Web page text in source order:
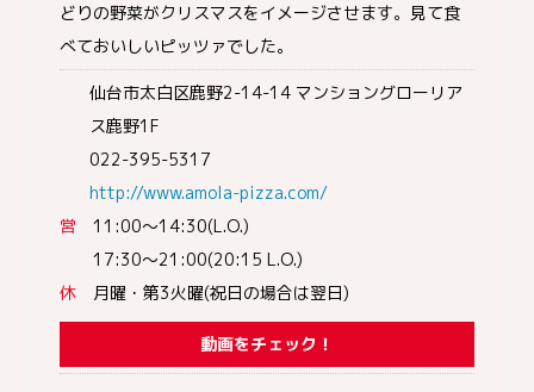
どりの野菜がクリスマスをイメージさせます。見て食
べておいしいピッツァでした。
仙台市太白区鹿野2-14-14 マンショングローリア
ス鹿野1F
022-395-5317
http://www.amola-pizza.com/
営 11:00～14:30(L.O.)
17:30～21:00(20:15 L.O.)
休 月曜・第3火曜(祝日の場合は翌日)
動画をチェック！